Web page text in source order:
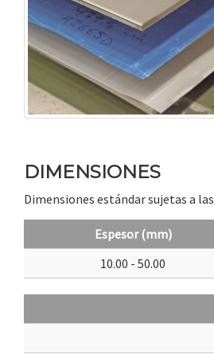
DIMENSIONES
Dimensiones estándar sujetas a
Espesor (mm)
10.00 - 50.00